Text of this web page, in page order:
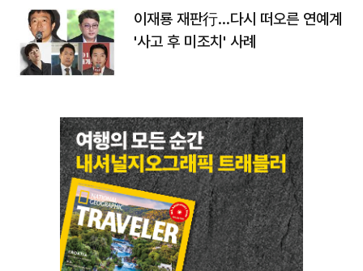
이재룡 재판行…다시 떠오른 연예계
'사고 후 미조치' 사례